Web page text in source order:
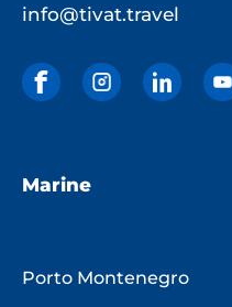
info@tivat.travel
Marine
Porto Montenegro